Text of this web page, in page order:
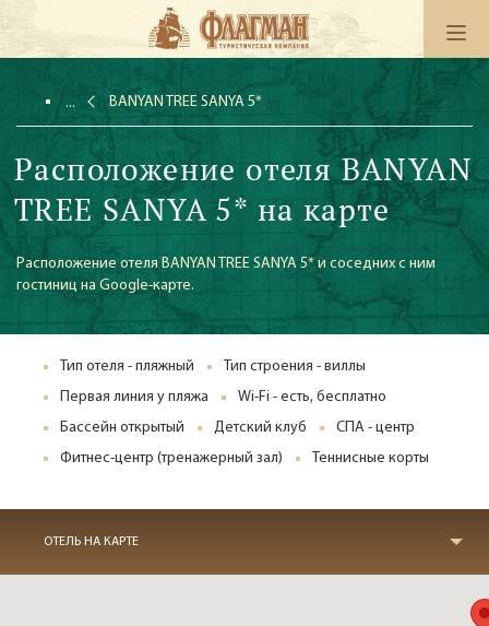
BANYAN TREE SANYA 5*
Расположение отеля BANYAN
TREE SANYA 5* на карте
Расположение отеля BANYAN TREE SANYA 5* и соседних с ним
гостиниц на Google-карте.
Тип отеля - пляжный
Тип строения - виллы
Первая линия у пляжа
Wi-Fi - есть, бесплатно
Бассейн открытый
Детский клуб
СПА - центр
Фитнес-центр (тренажерный зал)
Теннисные корты
ОТЕЛЬ НА КАРТЕ